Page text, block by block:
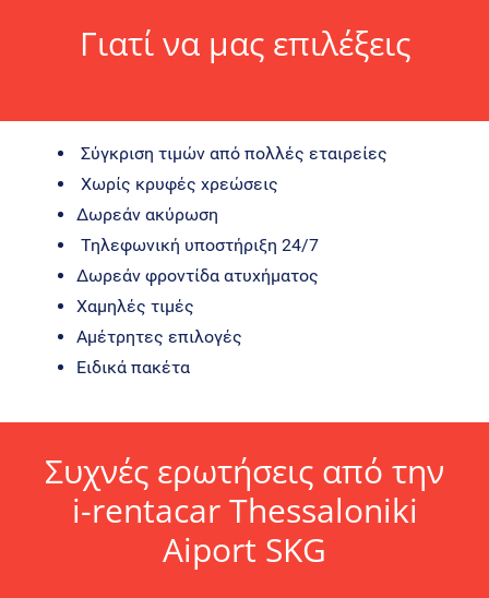
Γιατί να μας επιλέξεις
Σύγκριση τιμών από πολλές εταιρείες
Χωρίς κρυφές χρεώσεις
Δωρεάν ακύρωση
Τηλεφωνική υποστήριξη 24/7
Δωρεάν φροντίδα ατυχήματος
Χαμηλές τιμές
Αμέτρητες επιλογές
Ειδικά πακέτα
Συχνές ερωτήσεις από την
i-rentacar Thessaloniki
Aiport SKG